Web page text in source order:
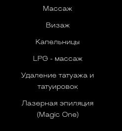
Массаж
Визаж
Капельницы
LPG - массаж
Удаление татуажа и
татуировок
Лазерная эпиляция
(Magic One)